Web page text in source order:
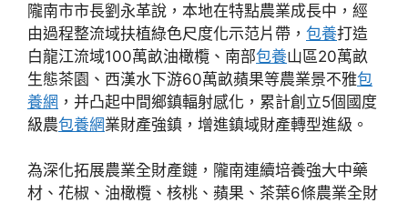
隴南市市長劉永革說，本地在特點農業成長中，經
由過程整流域扶植綠色尺度化示范片帶， 包養打造
白龍江流域100萬畝油橄欖、南部包養山區20萬畝
生態茶園、西漢水下游60萬畝蘋果等農業景不雅包
養網 ，并凸起中間鄉鎮輻射感化，累計創立5個國度
級農包養網業財產強鎮，增進鎮域財產轉型進級。
為深化拓展農業全財產鏈，隴南連續培養強大中藥
材、花椒、油橄欖、核桃、蘋果、茶葉6條農業全財